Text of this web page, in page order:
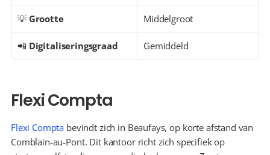
💡 Grootte Middelgroot
📲 Digitaliseringsgraad Gemiddeld
Flexi Compta
Flexi Compta bevindt zich in Beaufays, op korte afstand van
Comblain-au-Pont. Dit kantoor richt zich specifiek op